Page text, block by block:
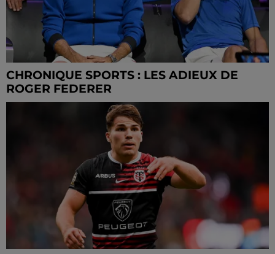
CHRONIQUE SPORTS : LES ADIEUX DE
ROGER FEDERER